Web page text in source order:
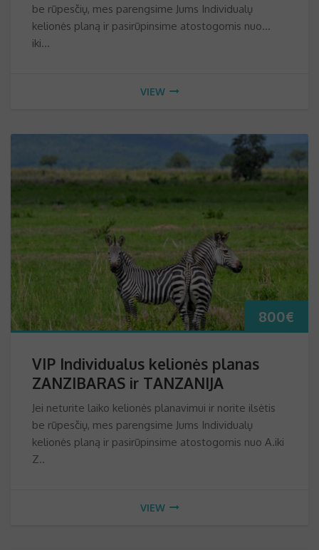
be rūpesčių, mes parengsime Jums Individualų
kelionės planą ir pasirūpinsime atostogomis nuo…
iki…
VIEW
800€
VIP Individualus kelionės planas
ZANZIBARAS ir TANZANIJA
Jei neturite laiko kelionės planavimui ir norite ilsėtis
be rūpesčių, mes parengsime Jums Individualų
kelionės planą ir pasirūpinsime atostogomis nuo A.iki
Z..
VIEW